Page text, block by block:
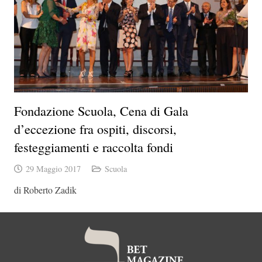
Fondazione Scuola, Cena di Gala
d’eccezione fra ospiti, discorsi,
festeggiamenti e raccolta fondi
29 Maggio 2017 Scuola
di Roberto Zadik